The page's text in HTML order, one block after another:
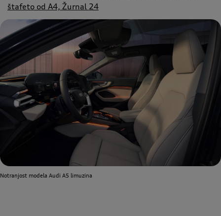
štafeto od A4, Žurnal 24
Notranjost modela Audi A5 limuzina